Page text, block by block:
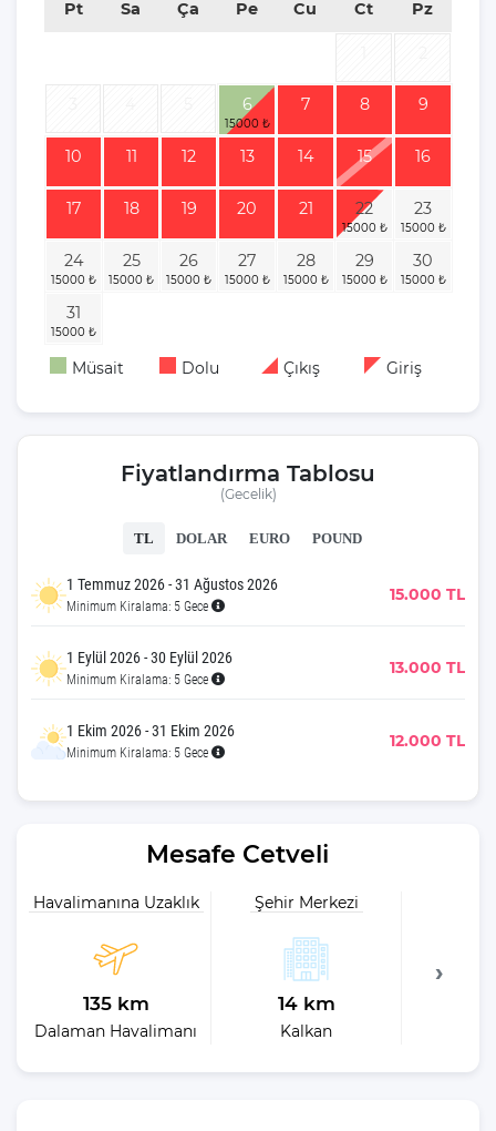
Pt Sa Ça Pe Cu Ct Pz
6 7 8 9
10 11 12 13 14 15 16
17 18 19 20 21 22 23
24 25 26 27 28 29 30
31
Müsait Dolu Çıkış Giriş
Fiyatlandırma Tablosu
(Gecelik)
TL DOLAR EURO POUND
1 Temmuz 2026 - 31 Ağustos 2026
Minimum Kiralama: 5 Gece
15.000 TL
1 Eylül 2026 - 30 Eylül 2026
Minimum Kiralama: 5 Gece
13.000 TL
1 Ekim 2026 - 31 Ekim 2026
Minimum Kiralama: 5 Gece
12.000 TL
Mesafe Cetveli
Havalimanına Uzaklık
135 km
Dalaman Havalimanı
Şehir Merkezi
14 km
Kalkan